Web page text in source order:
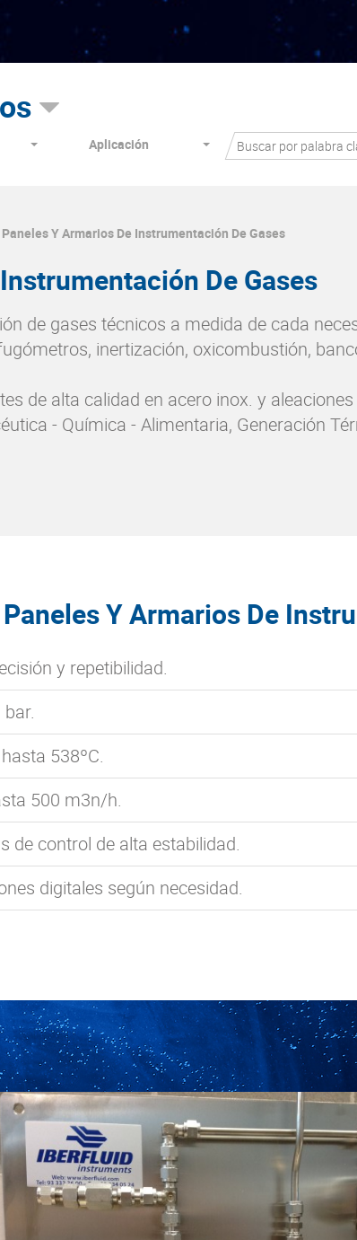
Aplicación
Paneles Y Armarios De Instrumentación De Gases
De Gases
de gases técnicos a medida de cada
inertización, oxicombustión,
de alta calidad en acero inox. y
- Química - Alimentaria, Generación
Y Armarios De
y repetibilidad.
538ºC.
500 m3n/h.
de control de alta estabilidad.
digitales según necesidad.